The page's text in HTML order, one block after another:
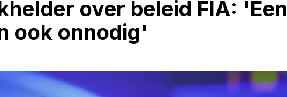
over beleid FIA: 'Een
ook onnodig'